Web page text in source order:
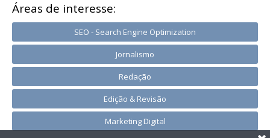
Áreas de interesse:
SEO - Search Engine Optimization
Jornalismo
Redação
Edição & Revisão
Marketing Digital